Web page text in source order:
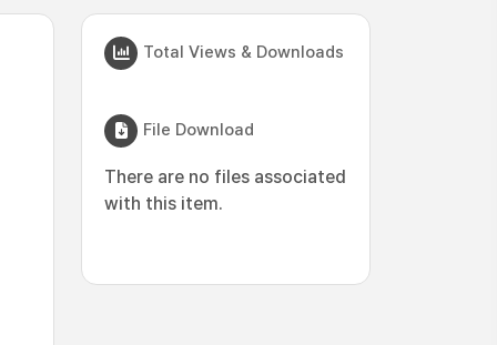
Total Views & Downloads
File Download
There are no files associated
with this item.